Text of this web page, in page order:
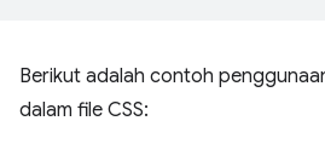
Berikut adalah contoh
dalam file CSS: